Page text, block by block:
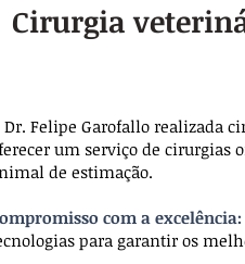
Cirurgia
Dr. Felipe Garofallo realizada
um serviço de cirurgias
de estimação.
com a excelência:
para garantir os